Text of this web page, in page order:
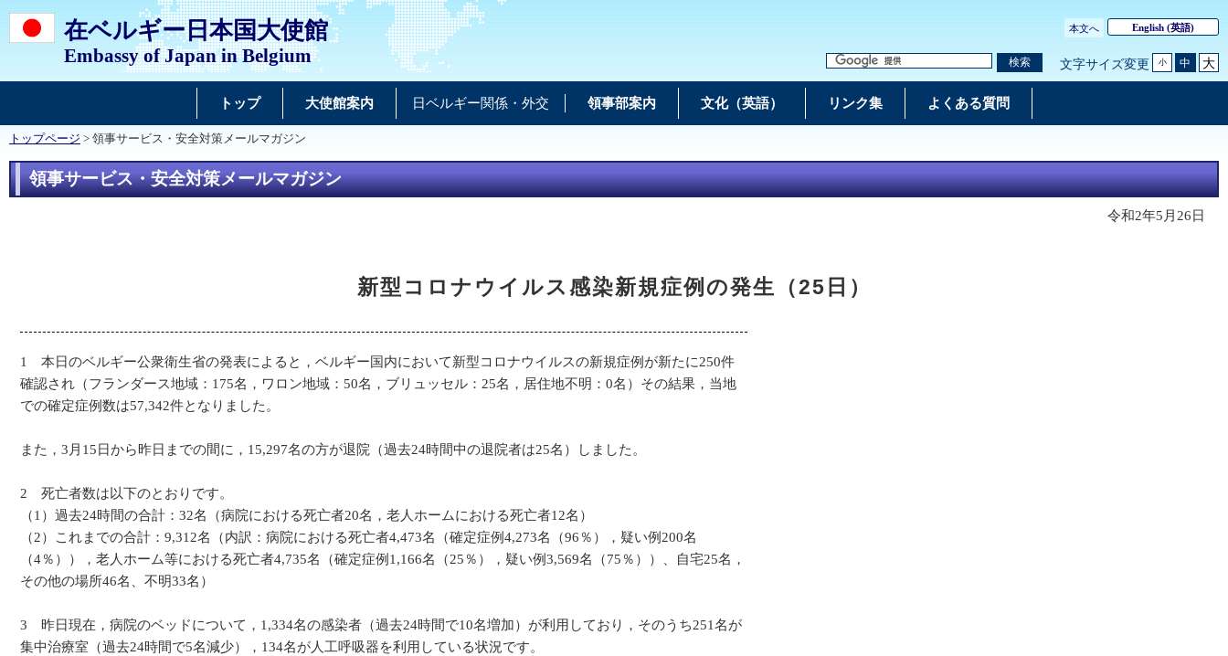
在ベルギー日本国大使館
Embassy of Japan in Belgium
本文へ English(英語)
検索 文字サイズ変更 小 中 大
トップ 大使館案内 日ベルギー関係・外交 領事部案内 文化（英語） リンク集 よくある質問
トップページ > 領事サービス・安全対策メールマガジン
領事サービス・安全対策メールマガジン
令和2年5月26日
新型コロナウイルス感染新規症例の発生（25日）
1 本日のベルギー公衆衛生省の発表によると，ベルギー国内において新型コロナウイルスの新規症例が新たに250件
確認され（フランダース地域：175名，ワロン地域：50名，ブリュッセル：25名，居住地不明：0名）その結果，当地
での確定症例数は57,342件となりました。
また，3月15日から昨日までの間に，15,297名の方が退院（過去24時間中の退院者は25名）しました。
2 死亡者数は以下のとおりです。
（1）過去24時間の合計：32名（病院における死亡者20名，老人ホームにおける死亡者12名）
（2）これまでの合計：9,312名（内訳：病院における死亡者4,473名（確定症例4,273名（96％），疑い例200名
（4％）），老人ホーム等における死亡者4,735名（確定症例1,166名（25％），疑い例3,569名（75％））、自宅25名，
その他の場所46名、不明33名）
3 昨日現在，病院のベッドについて，1,334名の感染者（過去24時間で10名増加）が利用しており，そのうち251名が
集中治療室（過去24時間で5名減少），134名が人工呼吸器を利用している状況です。